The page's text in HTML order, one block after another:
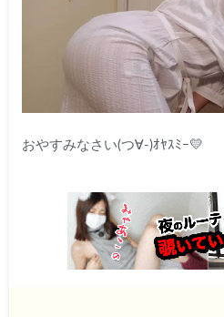
おやすみなさい(つ∀-)ｵﾔｽﾐｰ💛